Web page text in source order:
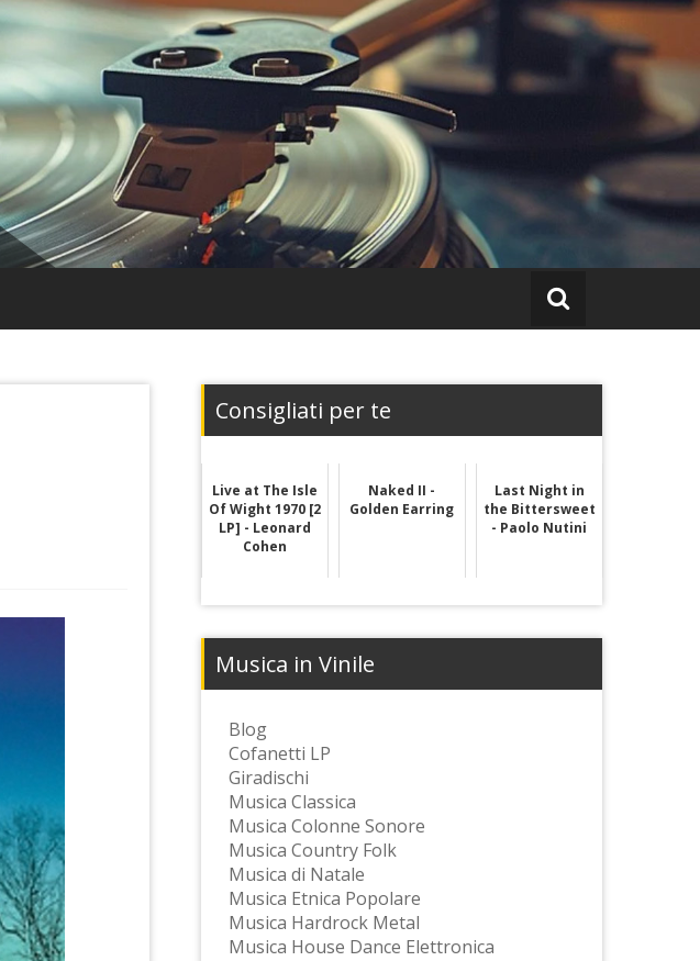
Consigliati per te
Live at The Isle
Of Wight 1970 [2
LP] - Leonard
Cohen
Naked II -
Golden Earring
Last Night in
the Bittersweet
- Paolo Nutini
Musica in Vinile
Blog
Cofanetti LP
Giradischi
Musica Classica
Musica Colonne Sonore
Musica Country Folk
Musica di Natale
Musica Etnica Popolare
Musica Hardrock Metal
Musica House Dance Elettronica